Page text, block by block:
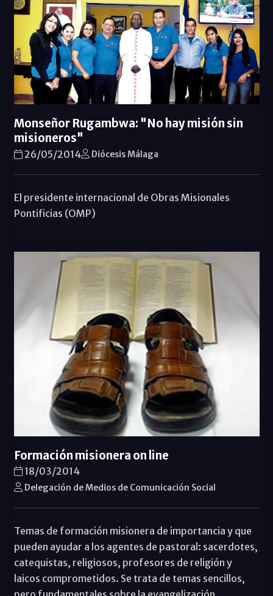
Monseñor Rugambwa: "No hay misión sin
misioneros"
26/05/2014 Diócesis Málaga
El presidente internacional de Obras Misionales
Pontificias (OMP)
Formación misionera on line
18/03/2014
Delegación de Medios de Comunicación Social
Temas de formación misionera de importancia y que
pueden ayudar a los agentes de pastoral: sacerdotes,
catequistas, religiosos, profesores de religión y
laicos comprometidos. Se trata de temas sencillos,